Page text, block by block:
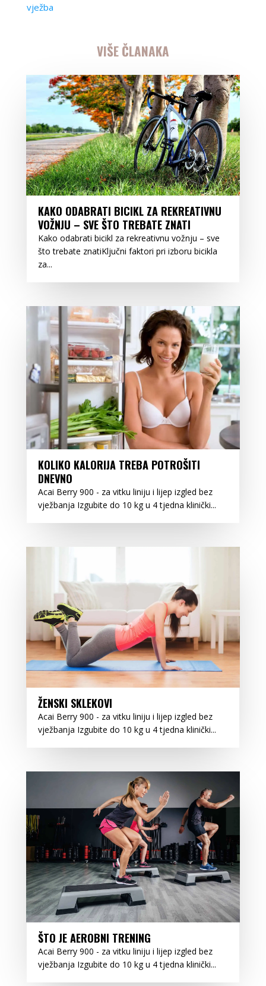
vježba
VIŠE ČLANAKA
KAKO ODABRATI BICIKL ZA REKREATIVNU
VOŽNJU – SVE ŠTO TREBATE ZNATI
Kako odabrati bicikl za rekreativnu vožnju – sve
što trebate znatiKljučni faktori pri izboru bicikla
za...
KOLIKO KALORIJA TREBA POTROŠITI
DNEVNO
Acai Berry 900 - za vitku liniju i lijep izgled bez
vježbanja Izgubite do 10 kg u 4 tjedna klinički...
ŽENSKI SKLEKOVI
Acai Berry 900 - za vitku liniju i lijep izgled bez
vježbanja Izgubite do 10 kg u 4 tjedna klinički...
ŠTO JE AEROBNI TRENING
Acai Berry 900 - za vitku liniju i lijep izgled bez
vježbanja Izgubite do 10 kg u 4 tjedna klinički...